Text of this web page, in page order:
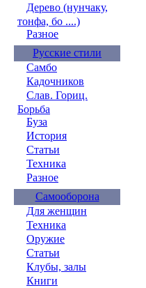
Дерево (нунчаку,
тонфа, бо ....)
Разное
Русские стили
Самбо
Кадочников
Слав. Гориц.
Борьба
Буза
История
Статьи
Техника
Разное
Самооборона
Для женщин
Техника
Оружие
Статьи
Клубы, залы
Книги